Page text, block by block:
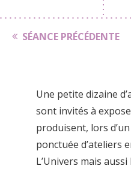
SÉANCE PRÉCÉDENTE
Une petite dizaine
sont invités à
produisent, lors
ponctuée d’ateliers
L’Univers mais